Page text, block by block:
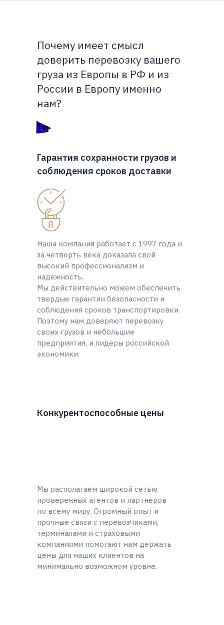
Почему имеет смысл
доверить перевозку вашего
груза из Европы в РФ и из
России в Европу именно
нам?
Наша компания работает с 1997 года и
за четверть века доказала свой
высокий профессионализм и
надежность.
Мы действительно можем обеспечить
твердые гарантии безопасности и
соблюдения сроков транспортировки.
Поэтому нам доверяют перевозку
своих грузов и небольшие
предприятия, и лидеры российской
экономики.
Гарантия сохранности грузов и
соблюдения сроков доставки
Мы располагаем широкой сетью
проверенных агентов и партнеров
по всему миру. Огромный опыт и
прочные связи с перевозчиками,
терминалами и страховыми
компаниями помогают нам держать
цены для наших клиентов на
минимально возможном уровне.
Конкурентоспособные цены